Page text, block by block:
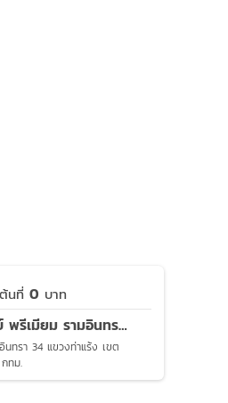
นที่ 0 บาท
เดอะคิวบ์ พรีเมียม รามอินทรา 34
นทรา 34 แขวงท่าแร้ง เขต
ทม.